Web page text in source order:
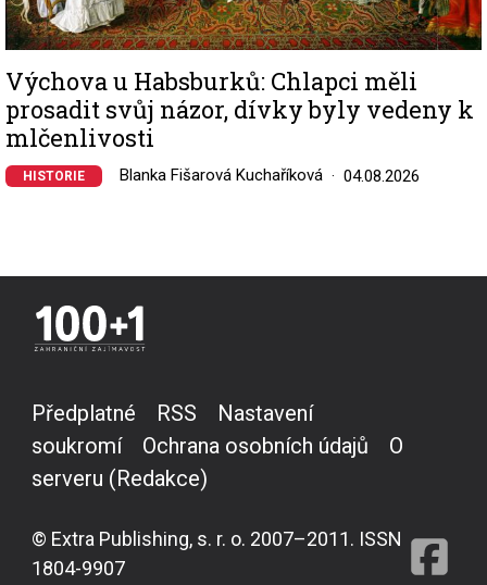
Výchova u Habsburků: Chlapci měli
prosadit svůj názor, dívky byly vedeny k
mlčenlivosti
HISTORIE Blanka Fišarová Kuchaříková 04.08.2026
Předplatné RSS
Nastavení
soukromí
Ochrana osobních údajů
O
serveru (Redakce)
© Extra Publishing, s. r. o. 2007–2011. ISSN
1804-9907